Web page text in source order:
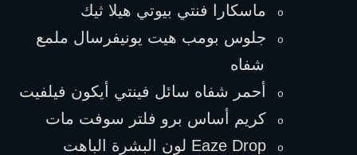
o ماسكارا فنتي بيوتي هيلا ثيك
o
شفاه
o أحمر شفاه سائل فينتي أيكون فيلفيت
o كريم أساس برو فلتر سوفت مات
o
Eaze Drop لون البشرة الباهت